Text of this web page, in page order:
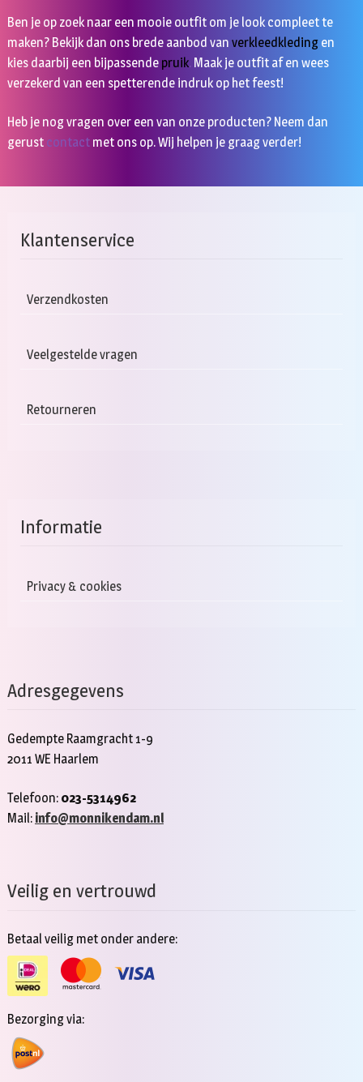
Ben je op zoek naar een mooie outfit om je look compleet te
maken? Bekijk dan ons brede aanbod van verkleedkledingen
kies daarbij een bijpassende pruik. Maak je outfit af en wees
verzekerd van een spetterende indruk op het feest!
Heb je nog vragen over een van onze producten? Neem dan
gerust contactmet ons op. Wij helpen je graag verder!
Klantenservice
Verzendkosten
Veelgestelde vragen
Retourneren
Informatie
Privacy & cookies
Adresgegevens
Gedempte Raamgracht 1-9
2011 WE Haarlem
Telefoon: 023-5314962
Mail: info@monnikendam.nl
Veilig en vertrouwd
Betaal veilig met onder andere:
Bezorging via: